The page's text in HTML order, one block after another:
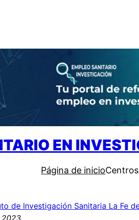
EN
Página de inicioCentros
de Investigación Sanitaria La Fe
2023